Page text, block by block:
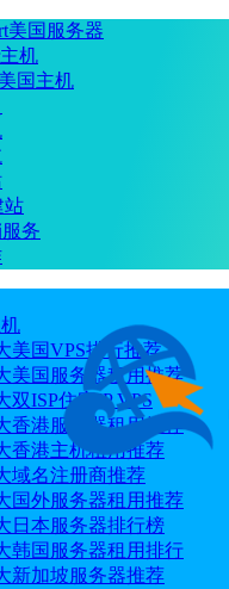
美国服务器
机
国主机
站
务
美国VPS排行推荐
美国服务器租用推荐
双ISP住宅IP VPS
香港服务器租用推荐
香港主机租用推荐
域名注册商推荐
国外服务器租用推荐
日本服务器排行榜
韩国服务器租用排行
新加坡服务器推荐
主机 高速度虚拟主机推